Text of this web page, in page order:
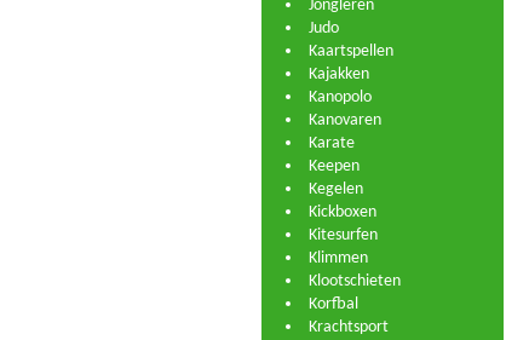
Jongleren
Judo
Kaartspellen
Kajakken
Kanopolo
Kanovaren
Karate
Keepen
Kegelen
Kickboxen
Kitesurfen
Klimmen
Klootschieten
Korfbal
Krachtsport